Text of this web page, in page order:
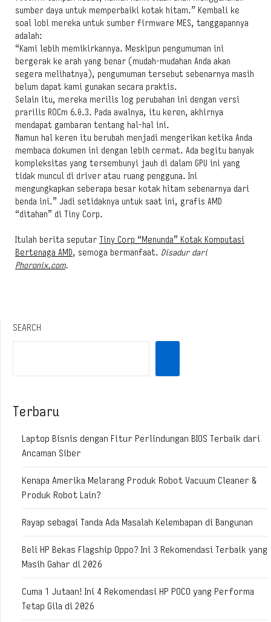
sumber daya untuk memperbaiki kotak hitam.” Kembali ke
soal lobi mereka untuk sumber firmware MES, tanggapannya
adalah:
“Kami lebih memikirkannya. Meskipun pengumuman ini
bergerak ke arah yang benar (mudah-mudahan Anda akan
segera melihatnya), pengumuman tersebut sebenarnya masih
belum dapat kami gunakan secara praktis.
Selain itu, mereka merilis log perubahan ini dengan versi
prarilis ROCm 6.0.3. Pada awalnya, itu keren, akhirnya
mendapat gambaran tentang hal-hal ini.
Namun hal keren itu berubah menjadi mengerikan ketika Anda
membaca dokumen ini dengan lebih cermat. Ada begitu banyak
kompleksitas yang tersembunyi jauh di dalam GPU ini yang
tidak muncul di driver atau ruang pengguna. Ini
mengungkapkan seberapa besar kotak hitam sebenarnya dari
benda ini.” Jadi setidaknya untuk saat ini, grafis AMD
“ditahan” di Tiny Corp.
Itulah berita seputar Tiny Corp “Menunda” Kotak Komputasi
Bertenaga AMD, semoga bermanfaat. Disadur dari
Phoronix.com.
SEARCH
Terbaru
Laptop Bisnis dengan Fitur Perlindungan BIOS Terbaik dari
Ancaman Siber
Kenapa Amerika Melarang Produk Robot Vacuum Cleaner &
Produk Robot Lain?
Rayap sebagai Tanda Ada Masalah Kelembapan di Bangunan
Beli HP Bekas Flagship Oppo? Ini 3 Rekomendasi Terbaik yang
Masih Gahar di 2026
Cuma 1 Jutaan! Ini 4 Rekomendasi HP POCO yang Performa
Tetap Gila di 2026